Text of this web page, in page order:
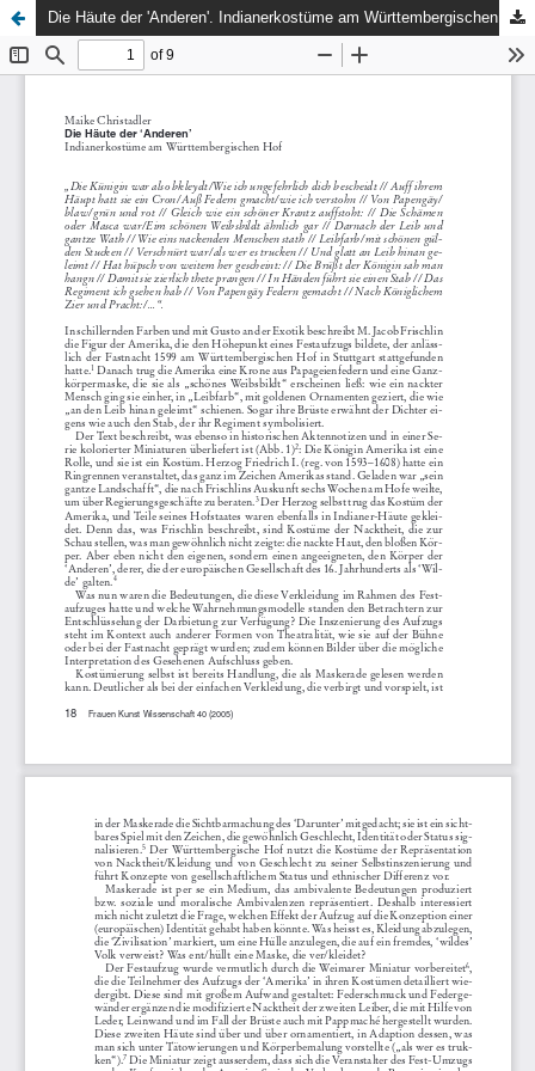
Die Häute der 'Anderen'. Indianerkostüme am Württembergischen Hof